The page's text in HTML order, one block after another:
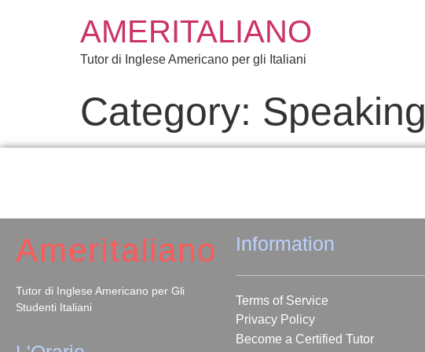
AMERITALIANO
Tutor di Inglese Americano per gli Italiani
Category: Speaking
Ameritaliano
Tutor di Inglese Americano per Gli
Studenti Italiani
Information
Terms of Service
Privacy Policy
Become a Certified Tutor